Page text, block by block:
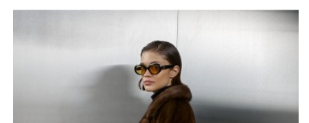
интересными деталями. Чуть расклешенные к низу
образ ярким и необычным.
Скандинавская норка имеет отличительный яркий
блеск. Это шелковистый мех, который придает шубе
по-настоящему роскошный и богатый вид. Тем
выигрышнее смотрится дизайн данной модели,